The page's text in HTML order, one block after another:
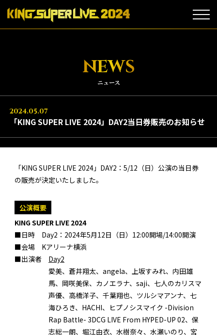
NEWS
ニュース
2024.05.07
「KING SUPER LIVE 2024」DAY2当日券販売のお知らせ
「KING SUPER LIVE 2024」DAY2：5/12（日）公演の当日券
の販売が決定いたしました。
公演概要
KING SUPER LIVE 2024
■日時 Day2：2024年5月12日（日）12:00開場/14:00開演
■会場 Kアリーナ横浜
■出演者 Day2
愛美、蒼井翔太、angela、上坂すみれ、内田雄
馬、岡咲美保、カノエラナ、saji、七人のカリスマ
声優、 高橋洋子、千葉翔也、ツルシマアンナ、七
海ひろき、HACHI、 ヒプノシスマイク -Division
Rap Battle- 3DCG LIVE From HYPED-UP 02、保
志総一朗、堀江由衣、 水樹奈々、水瀬いのり、宮